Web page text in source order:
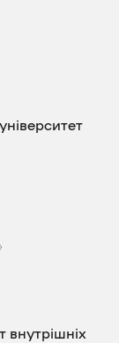
внутрішніх